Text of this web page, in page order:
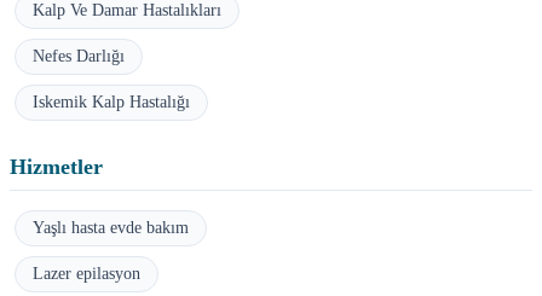
Kalp Ve Damar Hastalıkları
Nefes Darlığı
Iskemik Kalp Hastalığı
Hizmetler
Yaşlı hasta evde bakım
Lazer epilasyon